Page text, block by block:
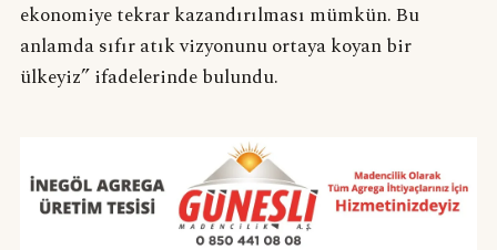
ekonomiye tekrar kazandırılması mümkün. Bu
anlamda sıfır atık vizyonunu ortaya koyan bir
ülkeyiz” ifadelerinde bulundu.